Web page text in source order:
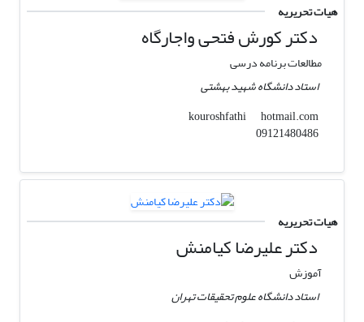
هیات تحریریه
دکتر کورش فتحی واجارگاه
مطالعات برنامه درسی
استاد دانشگاه شهید بهشتی
kouroshfathi
hotmail.com
09121480486
هیات تحریریه
دکتر علیرضا کیامنش
آموزش
استاد دانشگاه علوم تحقیقات تهران